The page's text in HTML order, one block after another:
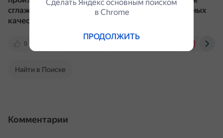
сглаживание направлено на улучшение визуальных
качеств картинки
0 4kpc.ru
Найти в Поиске
Комментарии
Сделать Яндекс основным поиском
в Сhrome
ПРОДОЛЖИТЬ